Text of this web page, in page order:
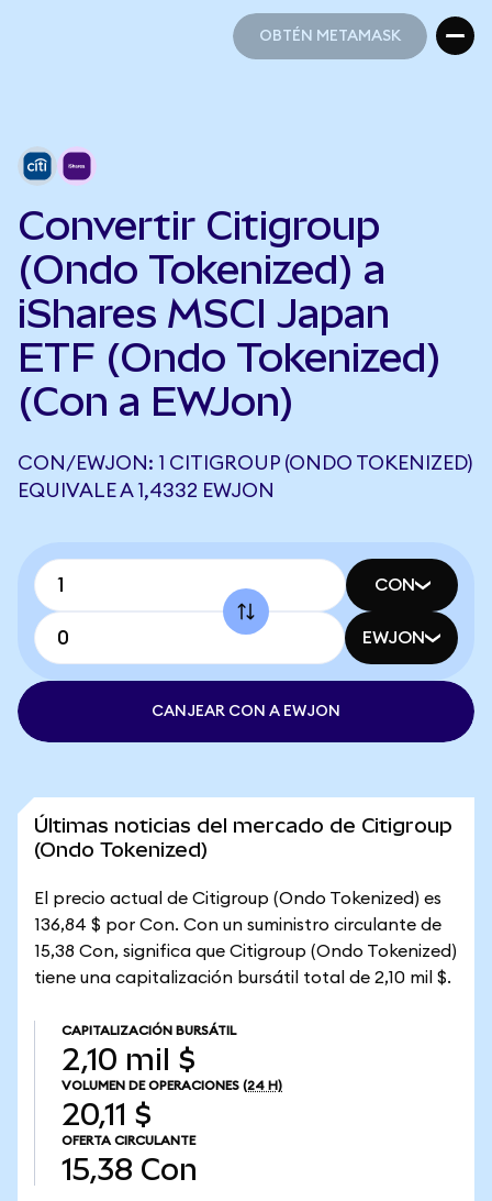
OBTÉN METAMASK
Convertir Citigroup
(Ondo Tokenized) a
iShares MSCI Japan
ETF (Ondo Tokenized)
(Con a EWJon)
CON/EWJON: 1 CITIGROUP (ONDO TOKENIZED)
EQUIVALE A 1,4332 EWJON
CON
EWJON
CANJEAR CON A EWJON
Últimas noticias del mercado de Citigroup
(Ondo Tokenized)
El precio actual de Citigroup (Ondo Tokenized) es
136,84 $ por Con. Con un suministro circulante de
15,38 Con, significa que Citigroup (Ondo Tokenized)
tiene una capitalización bursátil total de 2,10 mil $.
CAPITALIZACIÓN BURSÁTIL
2,10 mil $
VOLUMEN DE OPERACIONES (24 H)
20,11 $
OFERTA CIRCULANTE
15,38 Con